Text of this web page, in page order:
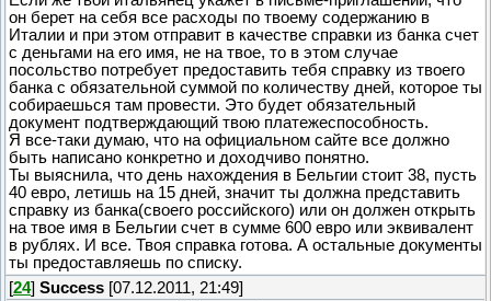
он берет на себя все расходы по твоему содержанию в
Италии и при этом отправит в качестве справки из банка счет
с деньгами на его имя, не на твое, то в этом случае
посольство потребует предоставить тебя справку из твоего
банка с обязательной суммой по количеству дней, которое ты
собираешься там провести. Это будет обязательный
документ подтверждающий твою платежеспособность.
Я все-таки думаю, что на официальном сайте все должно
быть написано конкретно и доходчиво понятно.
Ты выяснила, что день нахождения в Бельгии стоит 38, пусть
40 евро, летишь на 15 дней, значит ты должна представить
справку из банка(своего российского) или он должен открыть
на твое имя в Бельгии счет в сумме 600 евро или эквивалент
в рублях. И все. Твоя справка готова. А остальные документы
ты предоставляешь по списку.
[24] Success [07.12.2011, 21:49]